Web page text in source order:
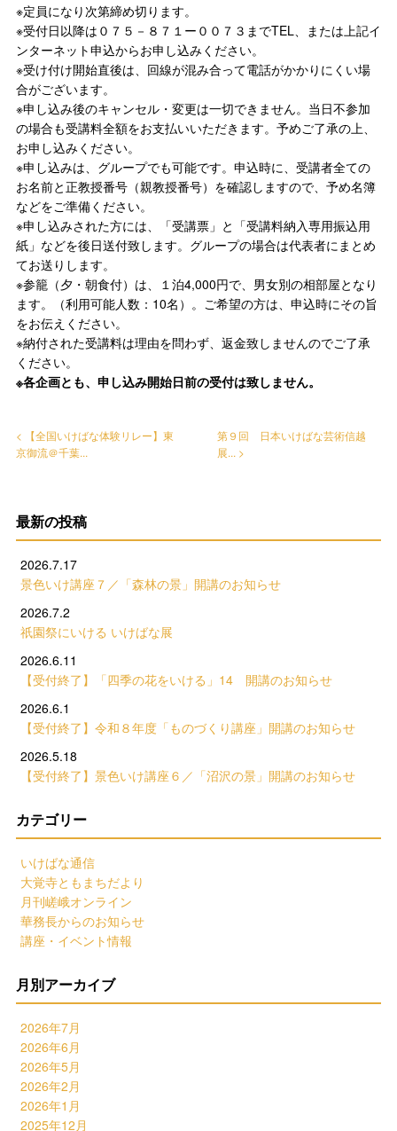
※定員になり次第締め切ります。
※受付日以降は０７５－８７１ー００７３までTEL、または上記イ
ンターネット申込からお申し込みください。
※受け付け開始直後は、回線が混み合って電話がかかりにくい場
合がございます。
※申し込み後のキャンセル・変更は一切できません。当日不参加
の場合も受講料全額をお支払いいただきます。予めご了承の上、
お申し込みください。
※申し込みは、グループでも可能です。申込時に、受講者全ての
お名前と正教授番号（親教授番号）を確認しますので、予め名簿
などをご準備ください。
※申し込みされた方には、「受講票」と「受講料納入専用振込用
紙」などを後日送付致します。グループの場合は代表者にまとめ
てお送りします。
※参籠（夕・朝食付）は、１泊4,000円で、男女別の相部屋となり
ます。（利用可能人数：10名）。ご希望の方は、申込時にその旨
をお伝えください。
※納付された受講料は理由を問わず、返金致しませんのでご了承
ください。
※各企画とも、申し込み開始日前の受付は致しません。
< 【全国いけばな体験リレー】東
京御流＠千葉...
第９回 日本いけばな芸術信越
展... >
最新の投稿
2026.7.17
景色いけ講座７／「森林の景」開講のお知らせ
2026.7.2
祇園祭にいける いけばな展
2026.6.11
【受付終了】「四季の花をいける」14 開講のお知らせ
2026.6.1
【受付終了】令和８年度「ものづくり講座」開講のお知らせ
2026.5.18
【受付終了】景色いけ講座６／「沼沢の景」開講のお知らせ
カテゴリー
いけばな通信
大覚寺ともまちだより
月刊嵯峨オンライン
華務長からのお知らせ
講座・イベント情報
月別アーカイブ
2026年7月
2026年6月
2026年5月
2026年2月
2026年1月
2025年12月